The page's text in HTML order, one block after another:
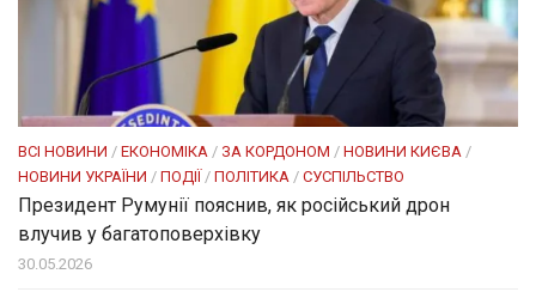
ВСІ НОВИНИ / ЕКОНОМІКА / ЗА КОРДОНОМ / НОВИНИ КИЄВА /
НОВИНИ УКРАЇНИ / ПОДІЇ/ ПОЛІТИКА / СУСПІЛЬСТВО
Президент Румунії пояснив, як російський дрон
влучив у багатоповерхівку
30.05.2026